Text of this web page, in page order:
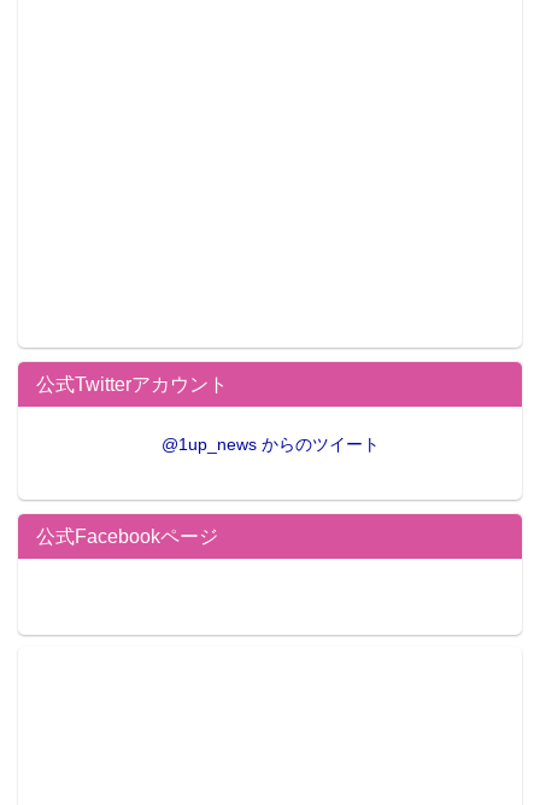
公式Twitterアカウント
@1up_news からのツイート
公式Facebookページ